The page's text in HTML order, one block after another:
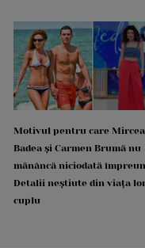
Motivul pentru care Mircea
Badea și Carmen Brumă nu
mănâncă niciodată
Detalii neștiute din viața
cuplu